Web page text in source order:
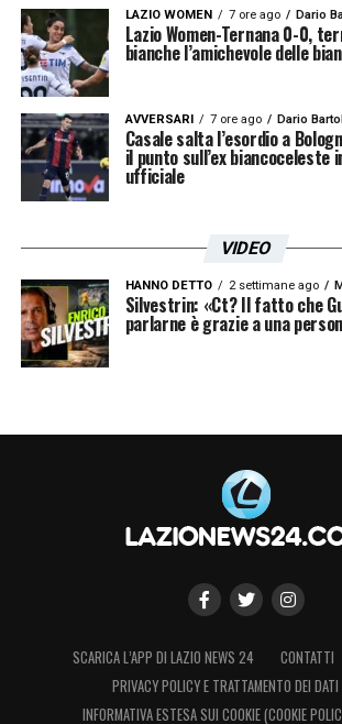
LAZIO WOMEN 7 ore ago Dario
Lazio Women-Ternana 0-0,
bianche l’amichevole delle
AVVERSARI 7 ore ago Dario
Casale salta l’esordio a
il punto sull’ex biancoceleste
ufficiale
VIDEO
HANNO DETTO 2 settimane ago
Silvestrin: «Ct? Il fatto che
parlarne è grazie a una
SCARICA L’APP DI LAZIO NEWS 24 CONTATTI
PRIVACY POLICY E TRATTAMENTO DEI
INFORMATIVA ESTESA SUI COOKIE (COOKIE